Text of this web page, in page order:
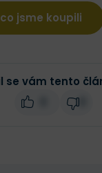
jsme koupili
se vám tento